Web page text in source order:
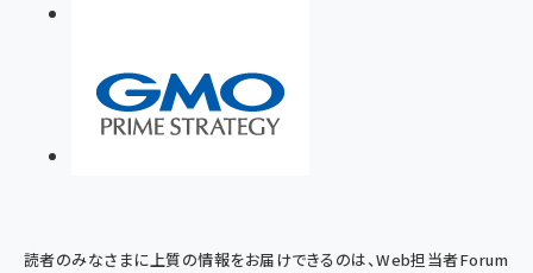
読者のみなさまに上質の情報をお届けできるのは、Web担当者Forum